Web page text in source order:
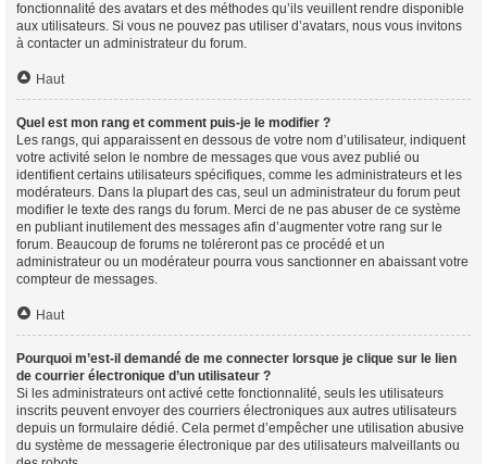
fonctionnalité des avatars et des méthodes qu’ils veuillent rendre disponible
aux utilisateurs. Si vous ne pouvez pas utiliser d’avatars, nous vous invitons
à contacter un administrateur du forum.
Haut
Quel est mon rang et comment puis-je le modifier ?
Les rangs, qui apparaissent en dessous de votre nom d’utilisateur, indiquent
votre activité selon le nombre de messages que vous avez publié ou
identifient certains utilisateurs spécifiques, comme les administrateurs et les
modérateurs. Dans la plupart des cas, seul un administrateur du forum peut
modifier le texte des rangs du forum. Merci de ne pas abuser de ce système
en publiant inutilement des messages afin d’augmenter votre rang sur le
forum. Beaucoup de forums ne toléreront pas ce procédé et un
administrateur ou un modérateur pourra vous sanctionner en abaissant votre
compteur de messages.
Haut
Pourquoi m’est-il demandé de me connecter lorsque je clique sur le lien
de courrier électronique d’un utilisateur ?
Si les administrateurs ont activé cette fonctionnalité, seuls les utilisateurs
inscrits peuvent envoyer des courriers électroniques aux autres utilisateurs
depuis un formulaire dédié. Cela permet d’empêcher une utilisation abusive
du système de messagerie électronique par des utilisateurs malveillants ou